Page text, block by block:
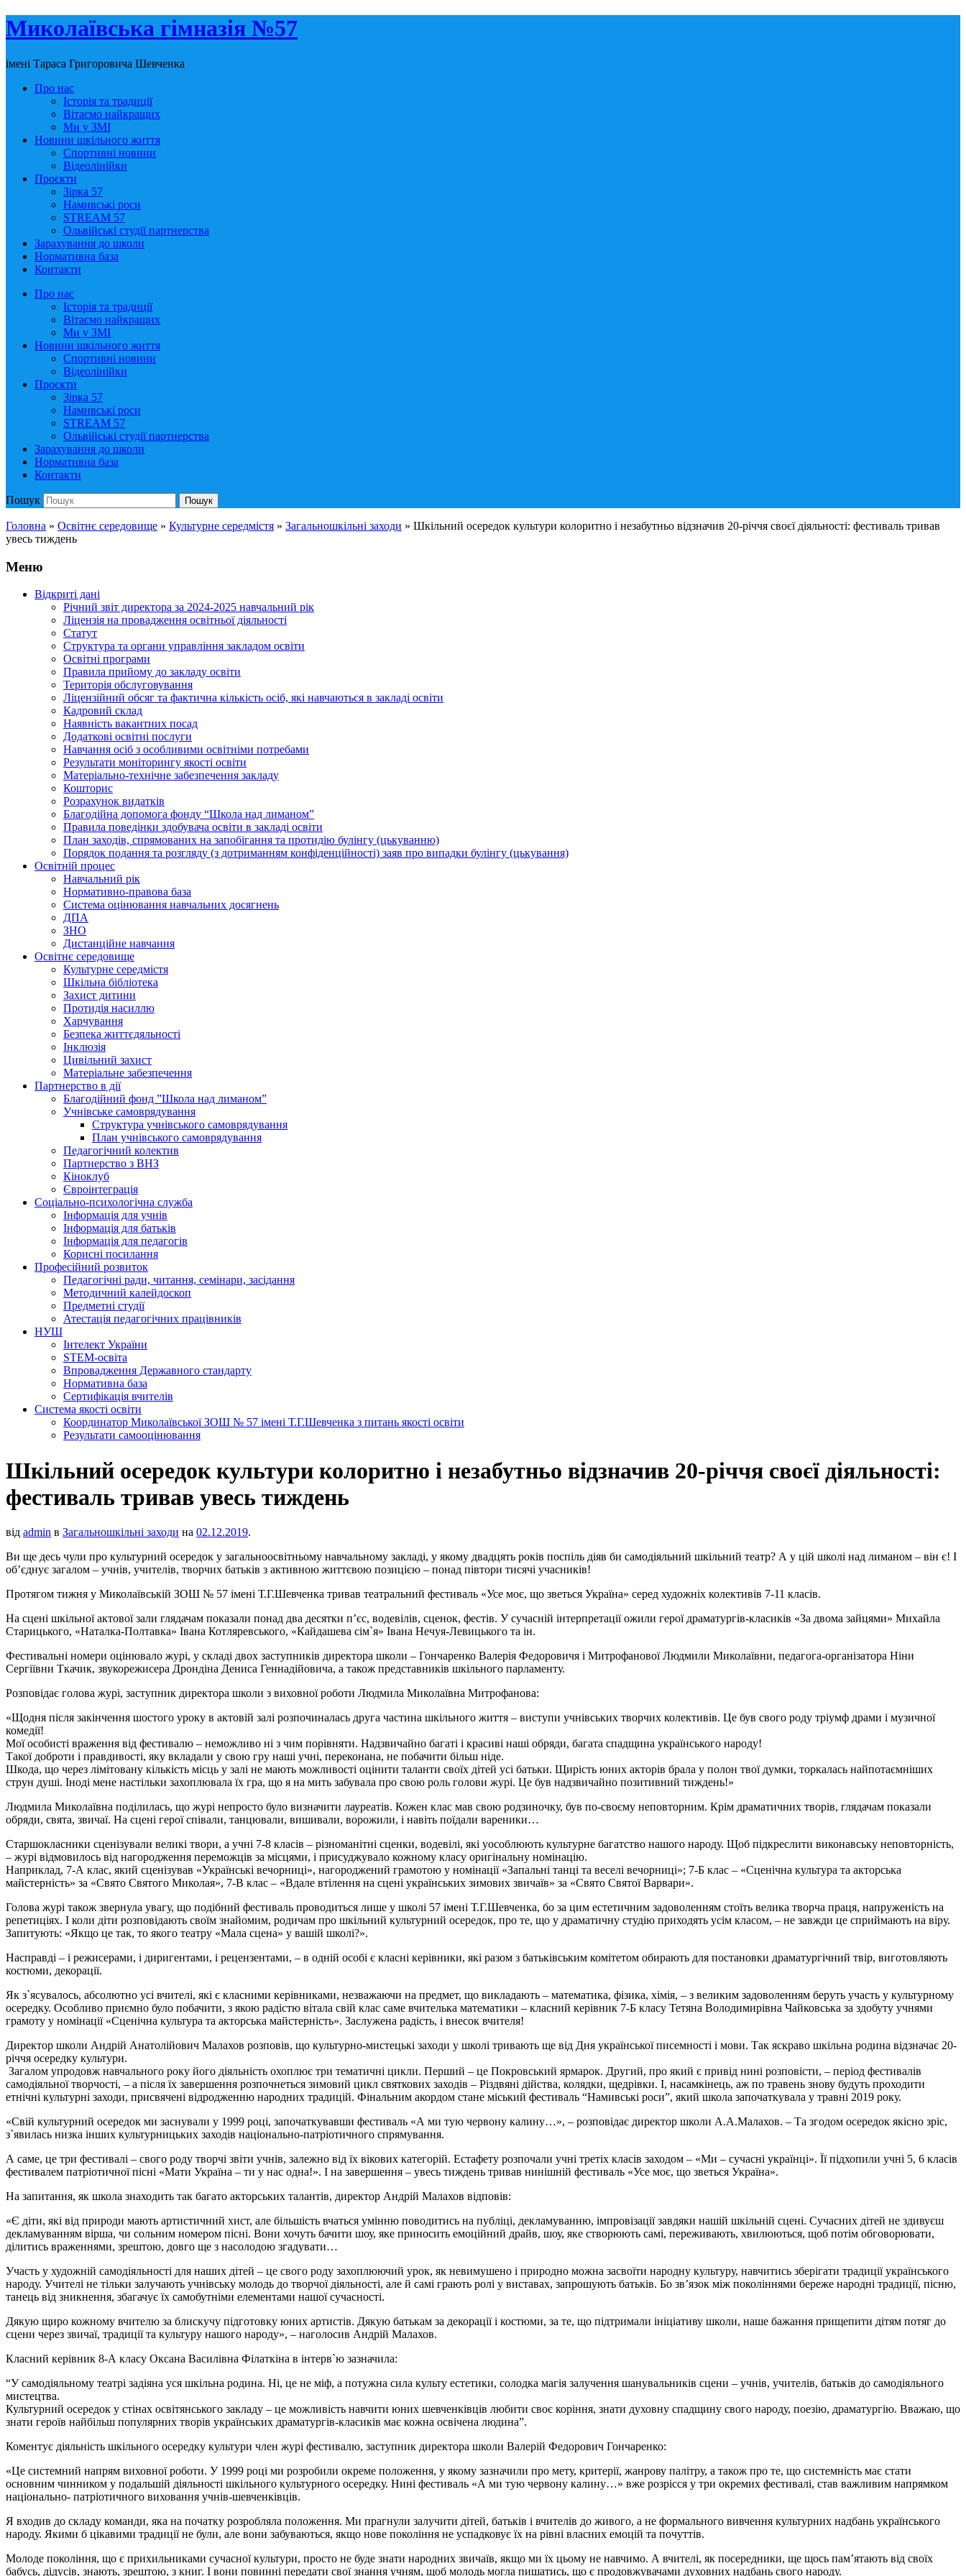
Миколаївська гімназія №57
імені Тараса Григоровича Шевченка
Про нас
Історія та традиції
Вітаємо найкращих
Ми у ЗМІ
Новини шкільного життя
Спортивні новини
Відеолінійки
Проєкти
Зірка 57
Намивські роси
STREAM 57
Ольвійські студії партнерства
Зарахування до школи
Нормативна база
Контакти
Про нас
Історія та традиції
Вітаємо найкращих
Ми у ЗМІ
Новини шкільного життя
Спортивні новини
Відеолінійки
Проєкти
Зірка 57
Намивські роси
STREAM 57
Ольвійські студії партнерства
Зарахування до школи
Нормативна база
Контакти
Пошук Пошук
Головна » Освітнє середовище » Культурне середмістя » Загальношкільні заходи » Шкільний осередок культури колоритно і незабутньо відзначив 20-річчя своєї діяльності: фестиваль тривав
увесь тиждень
Меню
Відкриті дані
Річний звіт директора за 2024-2025 навчальний рік
Ліцензія на провадження освітньої діяльності
Статут
Структура та органи управління закладом освіти
Освiтнi програми
Правила прийому до закладу освіти
Територiя обслуговування
Ліцензійний обсяг та фактична кількість осіб, які навчаються в закладі освіти
Кадровий склад
Наявність вакантних посад
Додатковi освiтнi послуги
Навчання осіб з особливими освітніми потребами
Результати моніторингу якості освіти
Матеріально-технічне забезпечення закладу
Кошторис
Розрахунок видатків
Благодійна допомога фонду “Школа над лиманом”
Правила поведінки здобувача освіти в закладі освіти
План заходів, спрямованих на запобігання та протидію булінгу (цькуванню)
Порядок подання та розгляду (з дотриманням конфіденційності) заяв про випадки булінгу (цькування)
Освітній процес
Навчальний рік
Нормативно-правова база
Система оцінювання навчальних досягнень
ДПА
ЗНО
Дистанційне навчання
Освітнє середовище
Культурне середмістя
Шкільна бібліотека
Захист дитини
Протидія насиллю
Харчування
Безпека життєдяльності
Інклюзія
Цивільний захист
Матеріальне забезпечення
Партнерство в дії
Благодійний фонд ”Школа над лиманом”
Учнівське самоврядування
Структура учнiвського самоврядування
План учнiвського самоврядування
Педагогічний колектив
Партнерство з ВНЗ
Кіноклуб
Євроінтеграція
Соціально-психологічна служба
Інформація для учнів
Інформація для батьків
Інформація для педагогів
Корисні посилання
Професійний розвиток
Педагогічні ради, читання, семінари, засідання
Методичний калейдоскоп
Предметні студії
Атестація педагогічних працівників
НУШ
Інтелект України
STEM-освіта
Впровадження Державного стандарту
Нормативна база
Сертифікація вчителів
Система якості освіти
Координатор Миколаївської ЗОШ № 57 імені Т.Г.Шевченка з питань якості освіти
Результати самооцінювання
Шкільний осередок культури колоритно і незабутньо відзначив 20-річчя своєї діяльності:
фестиваль тривав увесь тиждень
від admin в Загальношкільні заходи на 02.12.2019.
Ви ще десь чули про культурний осередок у загальноосвітньому навчальному закладі, у якому двадцять років поспіль діяв би самодіяльний шкільний театр? А у цій школі над лиманом – він є! І
об’єднує загалом – учнів, учителів, творчих батьків з активною життєвою позицією – понад півтори тисячі учасників!
Протягом тижня у Миколаївській ЗОШ № 57 імені Т.Г.Шевченка тривав театральний фестиваль «Усе моє, що зветься Україна» серед художніх колективів 7-11 класів.
На сцені шкільної актової зали глядачам показали понад два десятки п’єс, водевілів, сценок, фестів. У сучасній інтерпретації ожили герої драматургів-класиків «За двома зайцями» Михайла
Старицького, «Наталка-Полтавка» Івана Котляревського, «Кайдашева сім`я» Івана Нечуя-Левицького та ін.
Фестивальні номери оцінювало журі, у складі двох заступників директора школи – Гончаренко Валерія Федоровичя і Митрофанової Людмили Миколаївни, педагога-організатора Ніни
Сергіївни Ткачик, звукорежисера Дрондіна Дениса Геннадійовича, а також представників шкільного парламенту.
Розповідає голова журі, заступник директора школи з виховної роботи Людмила Миколаївна Митрофанова:
«Щодня після закінчення шостого уроку в актовій залі розпочиналась друга частина шкільного життя – виступи учнівських творчих колективів. Це був свого роду тріумф драми і музичної
комедії!
Мої особисті враження від фестивалю – неможливо ні з чим порівняти. Надзвичайно багаті і красиві наші обряди, багата спадщина українського народу!
Такої доброти і правдивості, яку вкладали у свою гру наші учні, переконана, не побачити більш ніде.
Шкода, що через лімітовану кількість місць у залі не мають можливості оцінити таланти своїх дітей усі батьки. Щирість юних акторів брала у полон твої думки, торкалась найпотаємніших
струн душі. Іноді мене настільки захоплювала їх гра, що я на мить забувала про свою роль голови журі. Це був надзвичайно позитивний тиждень!»
Людмила Миколаївна поділилась, що журі непросто було визначити лауреатів. Кожен клас мав свою родзиночку, був по-своєму неповторним. Крім драматичних творів, глядачам показали
обряди, свята, звичаї. На сцені герої співали, танцювали, вишивали, ворожили, і навіть поїдали вареники…
Старшокласники сценізували великі твори, а учні 7-8 класів – різноманітні сценки, водевілі, які уособлюють культурне багатство нашого народу. Щоб підкреслити виконавську неповторність,
– журі відмовилось від нагородження переможців за місцями, і присуджувало кожному класу оригінальну номінацію.
Наприклад, 7-А клас, який сценізував «Українські вечорниці», нагороджений грамотою у номінації «Запальні танці та веселі вечорниці»; 7-Б клас – «Сценічна культура та акторська
майстерність» за «Свято Святого Миколая», 7-В клас – «Вдале втілення на сцені українських зимових звичаїв» за «Свято Святої Варвари».
Голова журі також звернула увагу, що подібний фестиваль проводиться лише у школі 57 імені Т.Г.Шевченка, бо за цим естетичним задоволенням стоїть велика творча праця, напруженість на
репетиціях. І коли діти розповідають своїм знайомим, родичам про шкільний культурний осередок, про те, що у драматичну студію приходять усім класом, – не завжди це сприймають на віру.
Запитують: «Якщо це так, то якого театру «Мала сцена» у вашій школі?».
Насправді – і режисерами, і диригентами, і рецензентами, – в одній особі є класні керівники, які разом з батьківським комітетом обирають для постановки драматургічний твір, виготовляють
костюми, декорації.
Як з`ясувалось, абсолютно усі вчителі, які є класними керівниками, незважаючи на предмет, що викладають – математика, фізика, хімія, – з великим задоволенням беруть участь у культурному
осередку. Особливо приємно було побачити, з якою радістю вітала свій клас саме вчителька математики – класний керівник 7-Б класу Тетяна Володимирівна Чайковська за здобуту учнями
грамоту у номінації «Сценічна культура та акторська майстерність». Заслужена радість, і внесок вчителя!
Директор школи Андрій Анатолійович Малахов розповів, що культурно-мистецькі заходи у школі тривають ще від Дня української писемності і мови. Так яскраво шкільна родина відзначає 20-
річчя осередку культури.
Загалом упродовж навчального року його діяльність охоплює три тематичні цикли. Перший – це Покровський ярмарок. Другий, про який є привід нині розповісти, – період фестивалів
самодіяльної творчості, – а після їх завершення розпочнеться зимовий цикл святкових заходів – Різдвяні дійства, колядки, щедрівки. І, насамкінець, аж по травень знову будуть проходити
етнічні культурні заходи, присвячені відродженню народних традицій. Фінальним акордом стане міський фестиваль “Намивські роси”, який школа започаткувала у травні 2019 року.
«Свій культурний осередок ми заснували у 1999 році, започаткувавши фестиваль «А ми тую червону калину…», – розповідає директор школи А.А.Малахов. – Та згодом осередок якісно зріс,
з`явилась низка інших культурницьких заходів національно-патріотичного спрямування.
А саме, це три фестивалі – свого роду творчі звіти учнів, залежно від їх вікових категорій. Естафету розпочали учні третіх класів заходом – «Ми – сучасні українці». Її підхопили учні 5, 6 класів
фестивалем патріотичної пісні «Мати Україна – ти у нас одна!». І на завершення – увесь тиждень тривав нинішній фестиваль «Усе моє, що зветься Україна».
На запитання, як школа знаходить так багато акторських талантів, директор Андрій Малахов відповів:
«Є діти, які від природи мають артистичний хист, але більшість вчаться умінню поводитись на публіці, декламуванню, імпровізації завдяки нашій шкільній сцені. Сучасних дітей не здивуєш
декламуванням вірша, чи сольним номером пісні. Вони хочуть бачити шоу, яке приносить емоційний драйв, шоу, яке створюють самі, переживають, хвилюються, щоб потім обговорювати,
ділитись враженнями, зрештою, довго ще з насолодою згадувати…
Участь у художній самодіяльності для наших дітей – це свого роду захоплюючий урок, як невимушено і природно можна засвоїти народну культуру, навчитись зберігати традиції українського
народу. Учителі не тільки залучають учнівську молодь до творчої діяльності, але й самі грають ролі у виставах, запрошують батьків. Бо зв’язок між поколіннями береже народні традиції, пісню,
танець від зникнення, збагачує їх самобутніми елементами нашої сучасності.
Дякую щиро кожному вчителю за блискучу підготовку юних артистів. Дякую батькам за декорації і костюми, за те, що підтримали ініціативу школи, наше бажання прищепити дітям потяг до
сцени через звичаї, традиції та культуру нашого народу», – наголосив Андрій Малахов.
Класний керівник 8-А класу Оксана Василівна Філаткіна в інтерв`ю зазначила:
“У самодіяльному театрі задіяна уся шкільна родина. Ні, це не міф, а потужна сила культу естетики, солодка магія залучення шанувальників сцени – учнів, учителів, батьків до самодіяльного
мистецтва.
Культурний осередок у стінах освітянського закладу – це можливість навчити юних шевченківців любити своє коріння, знати духовну спадщину свого народу, поезію, драматургію. Вважаю, що
знати героїв найбільш популярних творів українських драматургів-класиків має кожна освічена людина”.
Коментує діяльність шкільного осередку культури член журі фестивалю, заступник директора школи Валерій Федорович Гончаренко:
«Це системний напрям виховної роботи. У 1999 році ми розробили окреме положення, у якому зазначили про мету, критерії, жанрову палітру, а також про те, що системність має стати
основним чинником у подальшій діяльності шкільного культурного осередку. Нині фестиваль «А ми тую червону калину…» вже розрісся у три окремих фестивалі, став важливим напрямком
національно- патріотичного виховання учнів-шевченківців.
Я входив до складу команди, яка на початку розробляла положення. Ми прагнули залучити дітей, батьків і вчителів до живого, а не формального вивчення культурних надбань українського
народу. Якими б цікавими традиції не були, але вони забуваються, якщо нове покоління не успадковує їх на рівні власних емоцій та почуттів.
Молоде покоління, що є прихильниками сучасної культури, просто не буде знати народних звичаїв, якщо ми їх цьому не навчимо. А вчителі, як посередники, ще щось пам’ятають від своїх
бабусь, дідусів, знають, зрештою, з книг. І вони повинні передати свої знання учням, щоб молодь могла пишатись, що є продовжувачами духовних надбань свого народу.